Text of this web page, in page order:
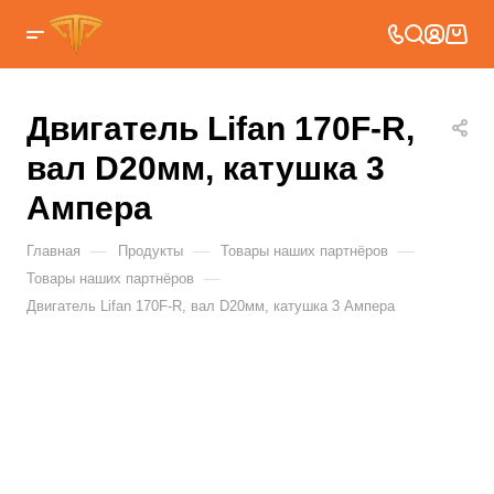
Двигатель Lifan 170F-R,
вал D20мм, катушка 3
Ампера
Главная — Продукты — Товары наших партнёров —
Товары наших партнёров —
Двигатель Lifan 170F-R, вал D20мм, катушка 3 Ампера